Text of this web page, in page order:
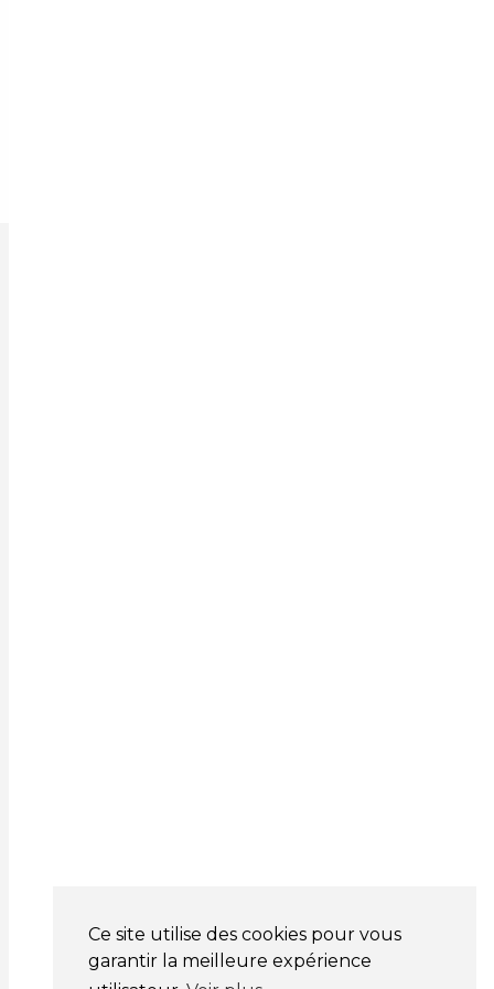
Ce site utilise des cookies pour vous
garantir la meilleure expérience